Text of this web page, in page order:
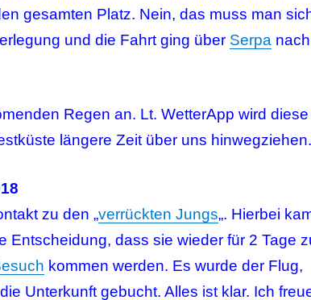
gesamten Platz. Nein, das muss man
und die Fahrt ging über Serpanach
Regen an. Lt. WetterApp wird diese
längere Zeit über uns hinwegziehen.
zu den „verrückten Jungs„. Hierbei
Entscheidung, dass sie wieder für 2 Tage
kommen werden. Es wurde der Flug,
Unterkunft gebucht. Alles ist klar. Ich